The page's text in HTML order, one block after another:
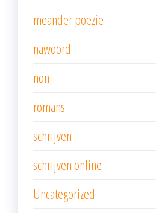
meander poezie
nawoord
non
romans
schrijven
schrijven online
Uncategorized